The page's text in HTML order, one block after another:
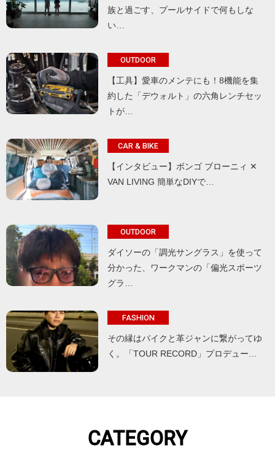
族と過ごす、プールサイドで何もしな
い…
OUTDOOR
【工具】愛車のメンテにも！8機能を集
約した「デウォルト」の六角レンチセッ
トが…
CAR & BIKE
【インタビュー】ボンゴ ブローニィ ✕
VAN LIVING 簡単なDIYで…
OUTDOOR
ダイソーの「調光サングラス」を使って
分かった、ワークマンの「偏光スポーツ
グラ…
FASHION
その縁はバイクと革ジャンに繋がってゆ
く。「TOUR RECORD」プロデュー…
CATEGORY